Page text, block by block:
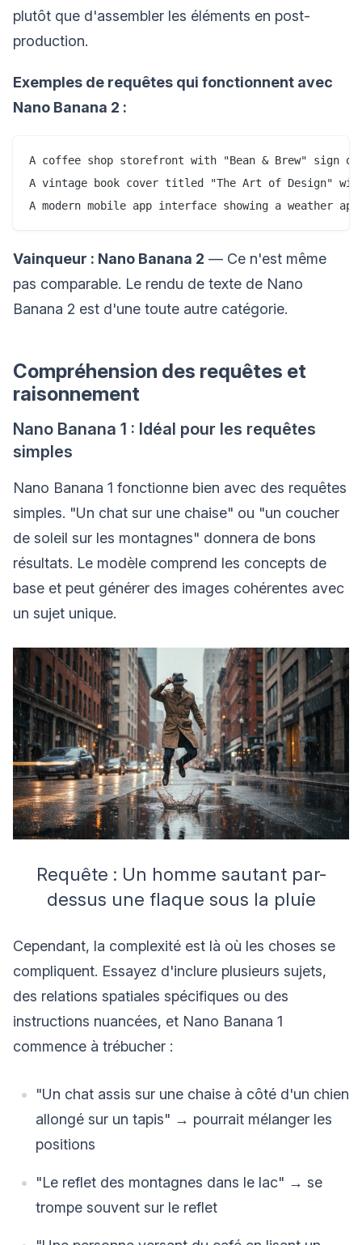
plutôt que d'assembler les éléments en post-
production.
Exemples de requêtes qui fonctionnent avec
Nano Banana 2 :
A coffee shop storefront with "Bean & Brew" sign
A vintage book cover titled "The Art of Design"
Vainqueur : Nano Banana 2 — Ce n'est même
pas comparable. Le rendu de texte de Nano
Banana 2 est d'une toute autre catégorie.
Compréhension des requêtes et
raisonnement
Nano Banana 1 : Idéal pour les requêtes
simples
Nano Banana 1 fonctionne bien avec des requêtes
simples. "Un chat sur une chaise" ou "un coucher
de soleil sur les montagnes" donnera de bons
résultats. Le modèle comprend les concepts de
base et peut générer des images cohérentes avec
un sujet unique.
Requête : Un homme sautant par-
dessus une flaque sous la pluie
Cependant, la complexité est là où les choses se
compliquent. Essayez d'inclure plusieurs sujets,
des relations spatiales spécifiques ou des
instructions nuancées, et Nano Banana 1
commence à trébucher :
"Un chat assis sur une chaise à côté d'un chien
allongé sur un tapis" → pourrait mélanger les
positions
"Le reflet des montagnes dans le lac" → se
trompe souvent sur le reflet